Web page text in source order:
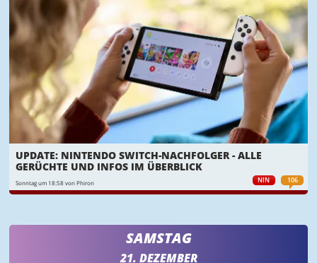
NIN 106
UPDATE: NINTENDO SWITCH-NACHFOLGER - ALLE
GERÜCHTE UND INFOS IM ÜBERBLICK
Sonntag um 18:58 von Phiron
SAMSTAG
21. DEZEMBER